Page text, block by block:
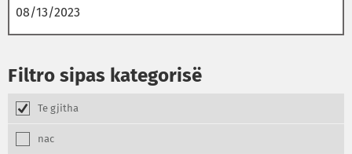
Filtro sipas kategorisë
Te gjitha
nac